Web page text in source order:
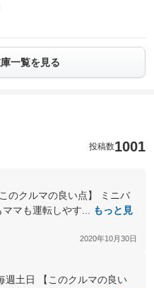
一覧を見る
投稿数1001
のクルマの良い点】 ミニバ
マも運転しやす...
もっと見
2020年10月30日
週土日 【このクルマの良い